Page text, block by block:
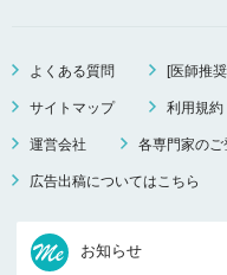
よくある質問 [医師推
サイトマップ 利用規約
運営会社 各専門家のご
広告出稿についてはこちら
お知らせ